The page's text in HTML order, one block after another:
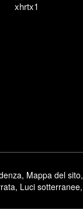
, Mappa del sito,
, Luci sotterranee,